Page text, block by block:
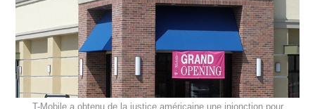
T-Mobile a obtenu de la justice américaine une injonction pour